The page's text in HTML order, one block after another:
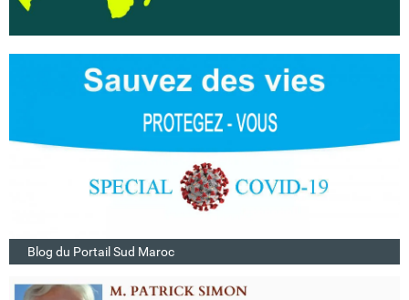
Blog du Portail Sud Maroc